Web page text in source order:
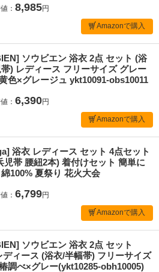
： 8,985円
Amazonで購入
ソウビエン 浴衣 2点 セット (浴
) レディース フリーサイズ グレー
色×グレージュ ykt10091-obs10011
： 6,390円
Amazonで購入
浴衣 レディース セット 4点セット
児帯 腰紐2本) 着付けセット 簡単に
100% 夏祭り 花火大会
： 6,799円
Amazonで購入
ソウビエン 浴衣 2点 セット
ィース (浴衣/半幅帯) フリーサイズ
調べ×グレー(ykt10285-obh10005)